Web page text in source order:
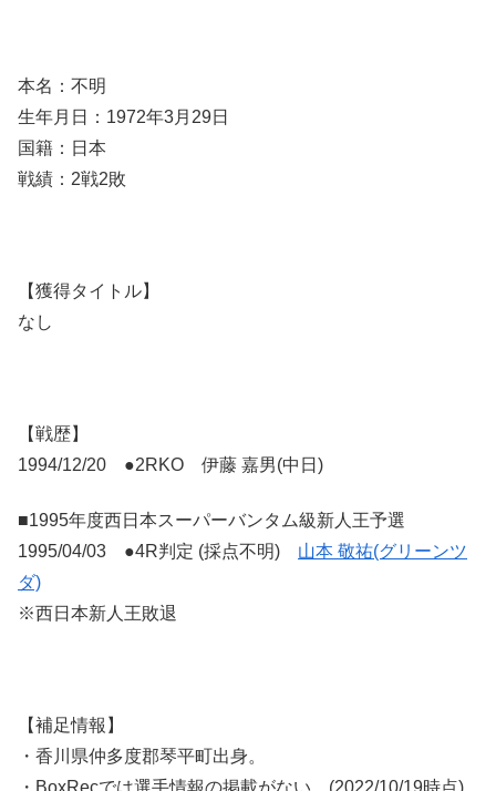
本名：不明
生年月日：1972年3月29日
国籍：日本
戦績：2戦2敗
【獲得タイトル】
なし
【戦歴】
1994/12/20 ●2RKO 伊藤 嘉男(中日)
■1995年度西日本スーパーバンタム級新人王予選
1995/04/03 ●4R判定 (採点不明) 山本 敬祐(グリーンツ
ダ)
※西日本新人王敗退
【補足情報】
・香川県仲多度郡琴平町出身。
・BoxRecでは選手情報の掲載がない。(2022/10/19時点)